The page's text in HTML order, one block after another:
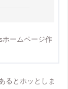
ホームページ作
るとホッとしま